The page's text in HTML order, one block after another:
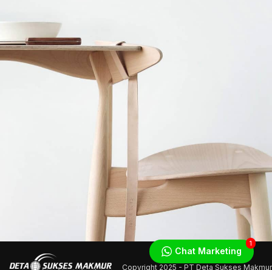
Copyright 2025 - PT Deta Sukses Makmur
Chat Marketing
1